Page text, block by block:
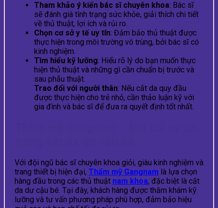
Tham khảo ý kiến bác sĩ chuyên khoa: Bác sĩ
sẽ đánh giá tình trạng sức khỏe, giải thích chi tiết
về thủ thuật, lợi ích và rủi ro.
Chọn cơ sở y tế uy tín: Đảm bảo thủ thuật được
thực hiện trong môi trường vô trùng, bởi bác sĩ có
kinh nghiệm.
Tìm hiểu kỹ lưỡng: Hiểu rõ lý do bạn muốn thực
hiện thủ thuật và những gì cần chuẩn bị trước và
sau phẫu thuật.
Trao đổi với người thân: Nếu cắt da quy đầu
được thực hiện cho trẻ nhỏ, cần thảo luận kỹ với
gia đình và bác sĩ để đưa ra quyết định tốt nhất.
Với đội ngũ bác sĩ chuyên khoa giỏi, giàu kinh nghiệm và
trang thiết bị hiện đại, Thẩm mỹ Gangnam là lựa chọn
hàng đầu trong các thủ thuật nam khoa, đặc biệt là cắt
da dư cậu bé. Tại đây, khách hàng được thăm khám kỹ
lưỡng và tư vấn phương pháp phù hợp, đảm bảo hiệu